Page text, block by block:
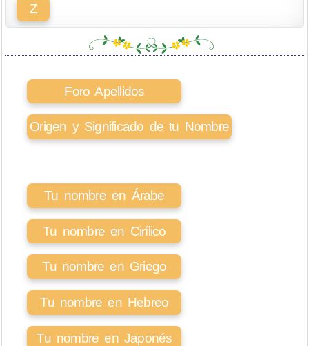
Z
Foro Apellidos
Origen y Significado de tu Nombre
Tu nombre en Árabe
Tu nombre en Cirílico
Tu nombre en Griego
Tu nombre en Hebreo
Tu nombre en Japonés